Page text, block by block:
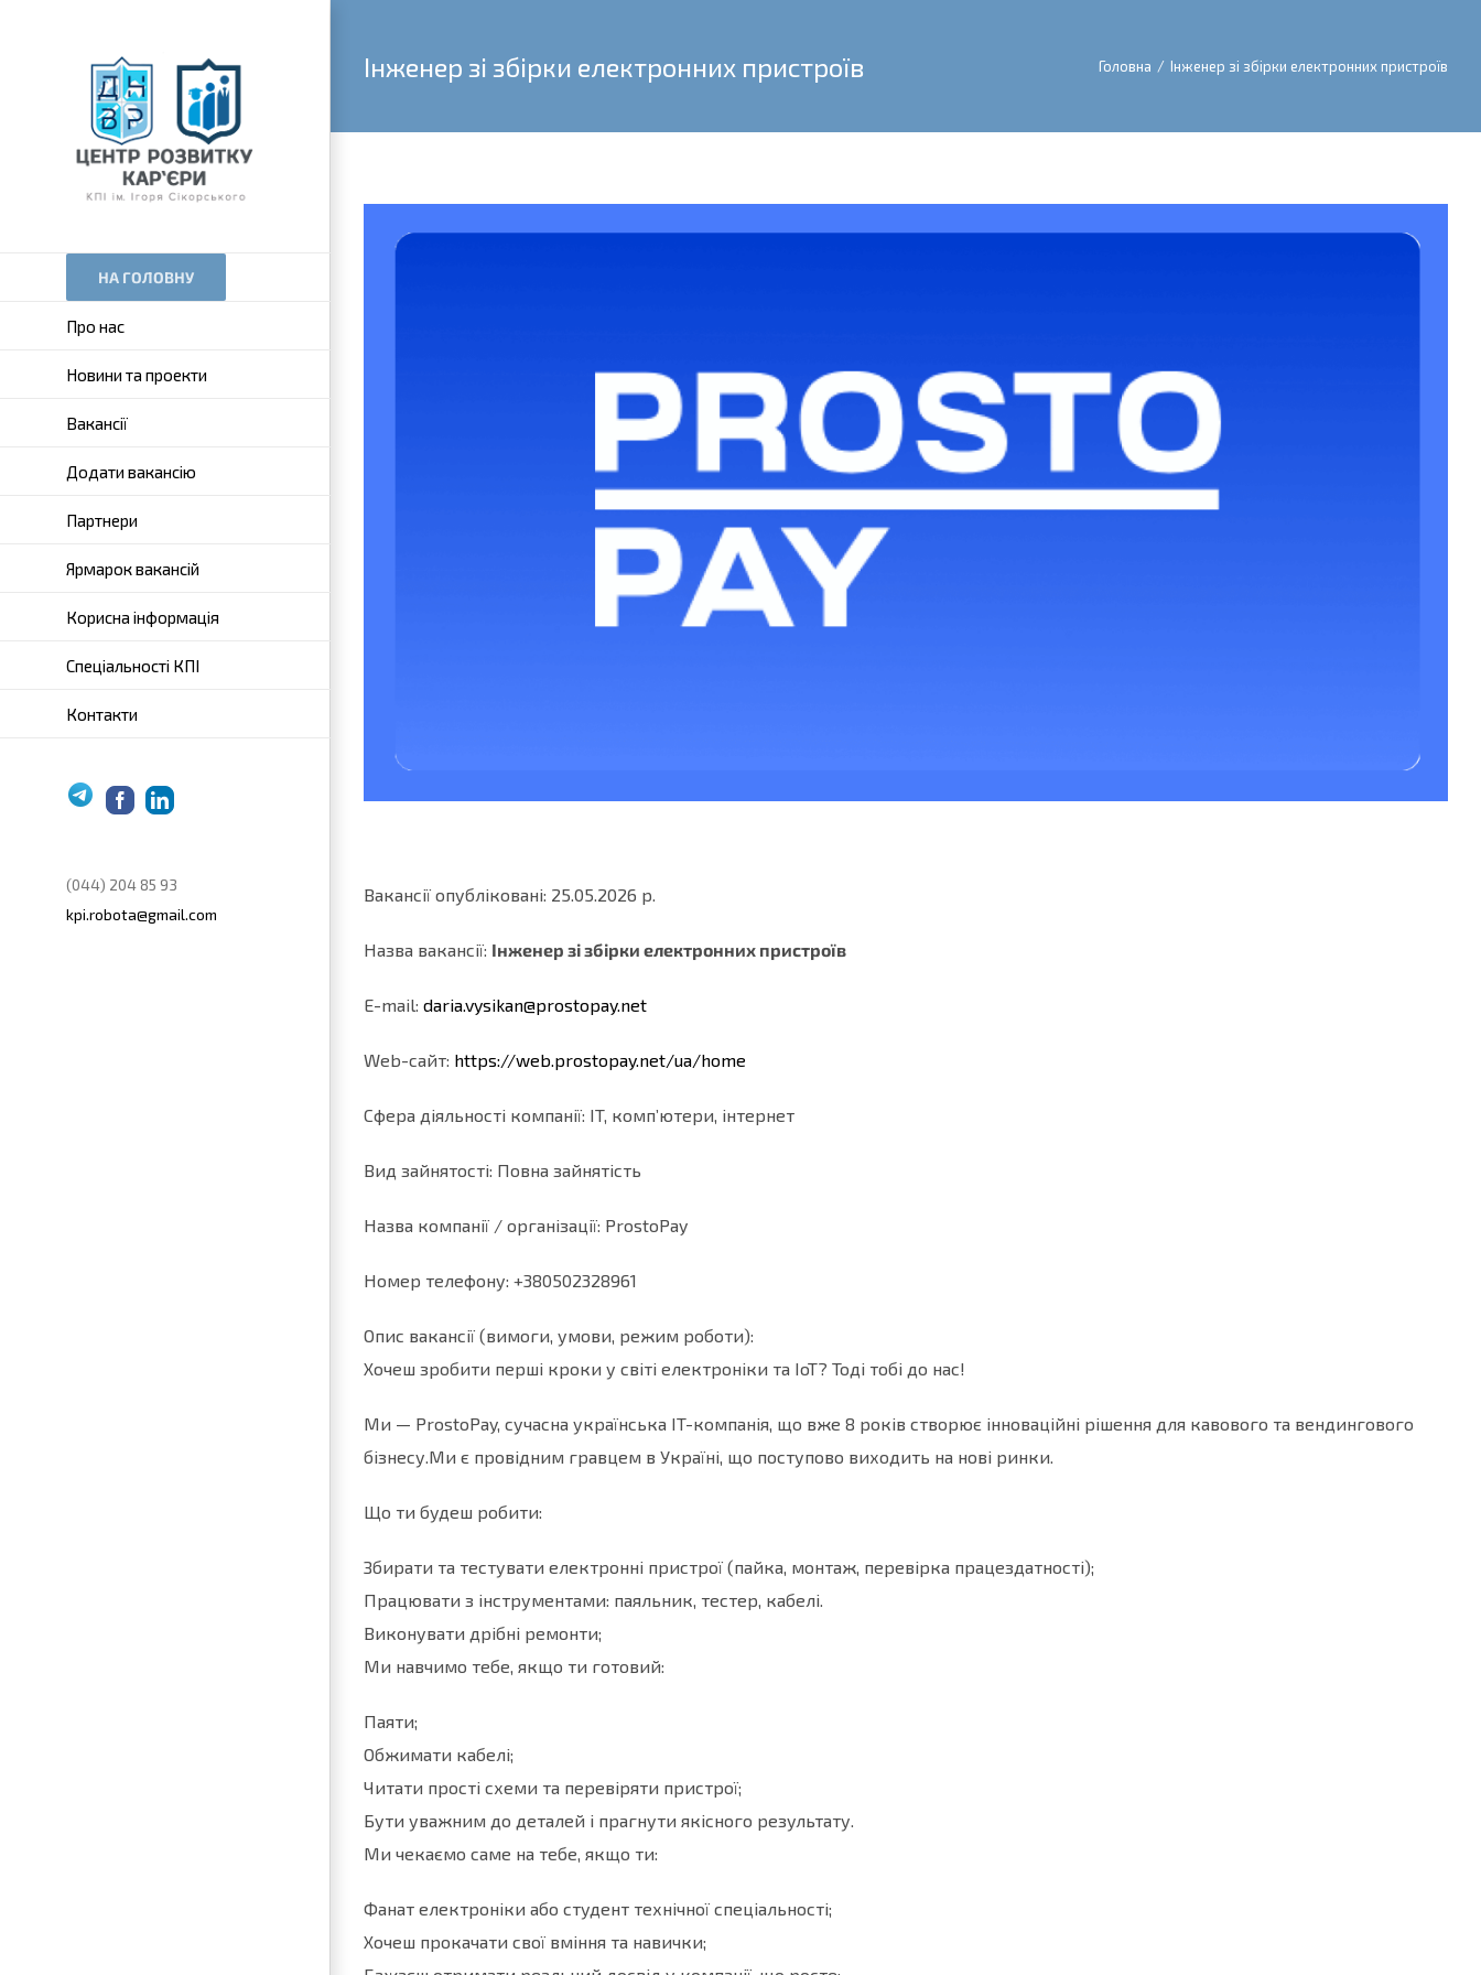
НА ГОЛОВНУ
Про нас
Новини та проекти
Вакансії
Додати вакансію
Партнери
Ярмарок вакансій
Корисна інформація
Спеціальності КПІ
Контакти
TelegramFacebookLinkedIn
(044) 204 85 93
kpi.robota@gmail.com
Інженер зі збірки електронних пристроїв Головна / Інженер зі збірки електронних пристроїв
Larger
Вакансії опубліковані: 25.05.2026 р.
Назва вакансії: Інженер зі збірки електронних пристроїв
E-mail: daria.vysikan@prostopay.net
Web-cайт: https://web.prostopay.net/ua/home
Сфера діяльності компанії: IT, комп’ютери, інтернет
Вид зайнятості: Повна зайнятість
Назва компанії / організації: ProstoPay
Номер телефону: +380502328961
Опис вакансії (вимоги, умови, режим роботи):
Хочеш зробити перші кроки у світі електроніки та IoT? Тоді тобі до нас!
Ми — ProstoPay, сучасна українська IT-компанія, що вже 8 років створює інноваційні рішення для кавового та вендингового
бізнесу.Ми є провідним гравцем в Україні, що поступово виходить на нові ринки.
Що ти будеш робити:
Збирати та тестувати електронні пристрої (пайка, монтаж, перевірка працездатності);
Працювати з інструментами: паяльник, тестер, кабелі.
Виконувати дрібні ремонти;
Ми навчимо тебе, якщо ти готовий:
Паяти;
Обжимати кабелі;
Читати прості схеми та перевіряти пристрої;
Бути уважним до деталей і прагнути якісного результату.
Ми чекаємо саме на тебе, якщо ти:
Фанат електроніки або студент технічної спеціальності;
Хочеш прокачати свої вміння та навички;